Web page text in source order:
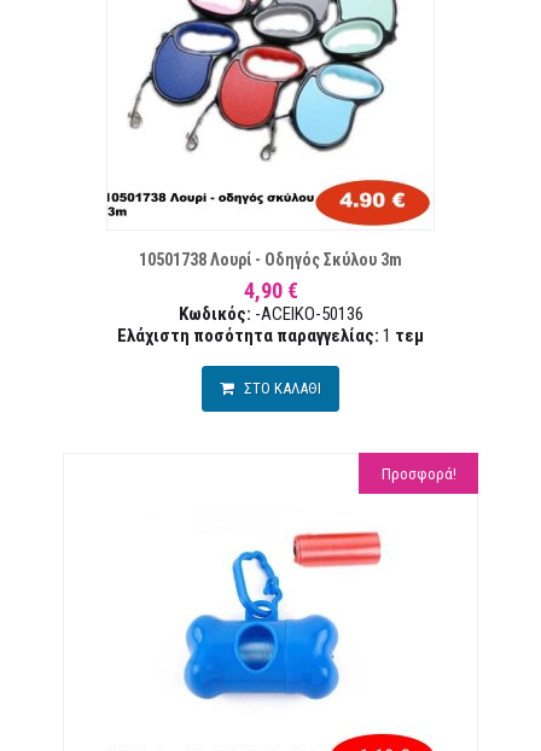
10501738 Λουρί - Οδηγός Σκύλου 3m
4,90 €
Κωδικός: -ACEIKO-50136
Ελάχιστη ποσότητα παραγγελίας: 1 τεµ
ΣΤΟ ΚΑΛΑΘΙ
Προσφορά!